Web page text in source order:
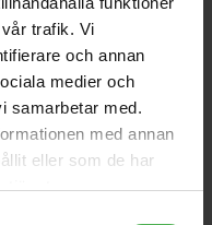
trafik. Vi
och annan
medier och
samarbetar med.
med annan
eller som de har
tjänster.